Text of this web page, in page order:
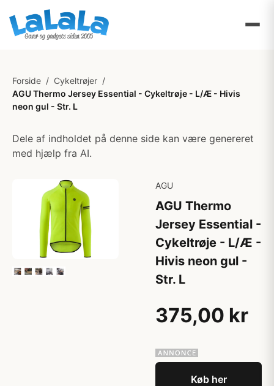
Forside / Cykeltrøjer /
AGU Thermo Jersey Essential - Cykeltrøje - L/Æ - Hivis
neon gul - Str. L
Dele af indholdet på denne side kan være genereret
med hjælp fra AI.
AGU
AGU Thermo
Jersey Essential -
Cykeltrøje - L/Æ -
Hivis neon gul -
Str. L
375,00 kr
Køb her